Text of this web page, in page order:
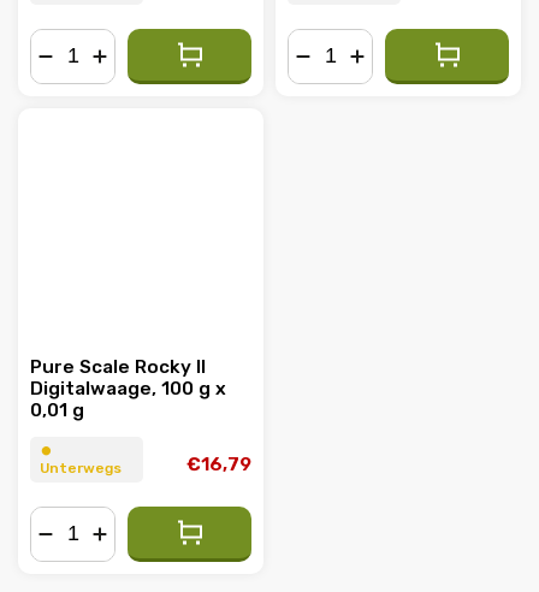
Pure Scale Rocky II
Digitalwaage, 100 g x
0,01 g
⏺︎
Unterwegs
€16,79